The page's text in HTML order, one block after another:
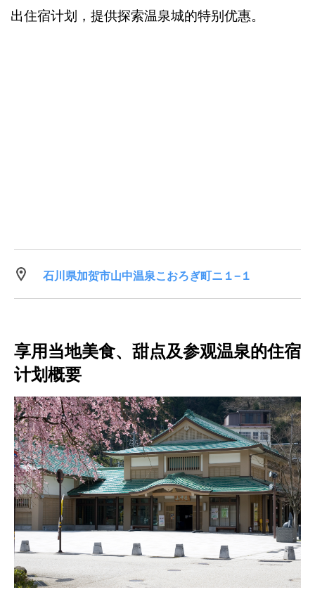
出住宿计划，提供探索温泉城的特别优惠。
石川県加贺市山中温泉こおろぎ町ニ１−１
享用当地美食、甜点及参观温泉的住宿
计划概要